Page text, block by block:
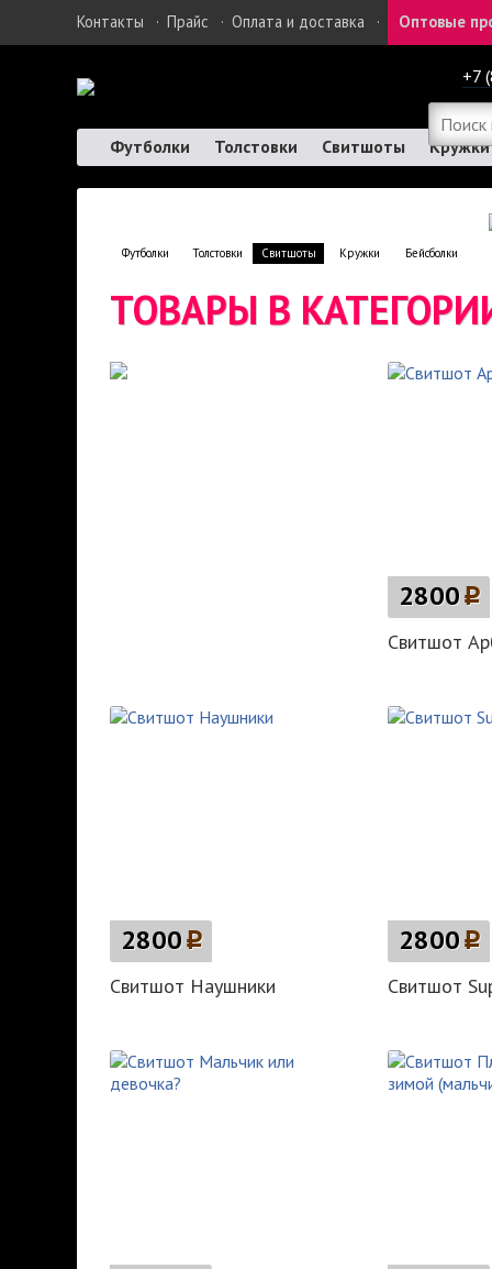
Контакты · Прайс · Оплата и доставка · Оптовые
+7
Футболки Толстовки Свитшоты Кружки
Футболки Толстовки Свитшоты Кружки Бейсболки
ТОВАРЫ В
2800p
Свитшот
2800p
Свитшот Наушники
2800p
Свитшот